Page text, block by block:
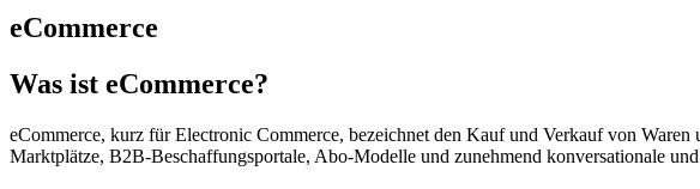
eCommerce
Was ist eCommerce?
eCommerce, kurz für Electronic Commerce, bezeichnet den Kauf und Verkauf von
Marktplätze, B2B-Beschaffungsportale, Abo-Modelle und zunehmend konversationale